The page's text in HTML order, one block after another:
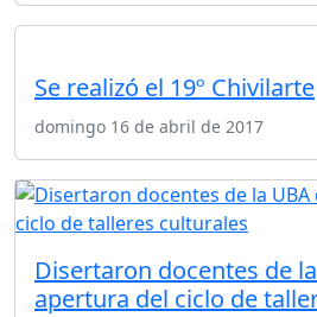
Se realizó el 19º Chivilarte
domingo 16 de abril de 2017
Disertaron docentes de
apertura del ciclo de